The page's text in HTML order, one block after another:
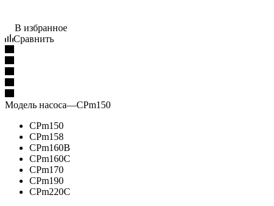
В избранное
Сравнить
Модель насоса—CPm150
CPm150
CPm158
CPm160B
CPm160C
CPm170
CPm190
CPm220C